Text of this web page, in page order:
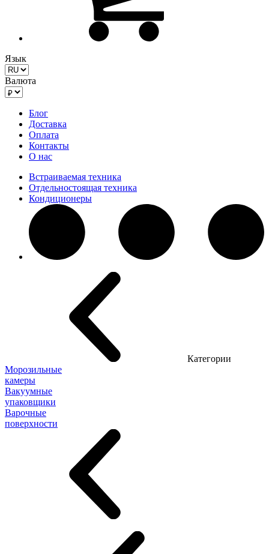
Язык
Валюта
Блог
Доставка
Оплата
Контакты
О нас
Встраиваемая техника
Отдельностоящая техника
Кондиционеры
Категории
Морозильные
камеры
Вакуумные
упаковщики
Варочные
поверхности